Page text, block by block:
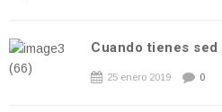
Cuando tienes sed
25 enero 2019 0